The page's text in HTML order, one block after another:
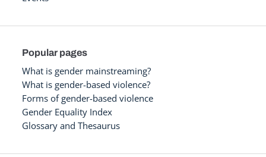
Popular pages
What is gender mainstreaming?
What is gender-based violence?
Forms of gender-based violence
Gender Equality Index
Glossary and Thesaurus